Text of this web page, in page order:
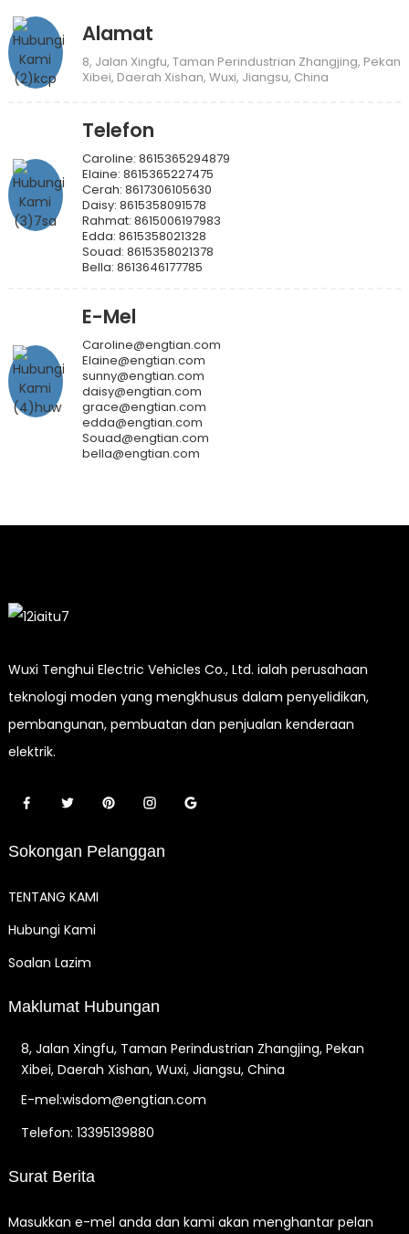
Alamat
8, Jalan Xingfu, Taman Perindustrian Zhangjing, Pekan
Xibei, Daerah Xishan, Wuxi, Jiangsu, China
Telefon
Caroline: 8615365294879
Elaine: 8615365227475
Cerah: 8617306105630
Daisy: 8615358091578
Rahmat: 8615006197983
Edda: 8615358021328
Souad: 8615358021378
Bella: 8613646177785
E-Mel
Caroline@engtian.com
Elaine@engtian.com
sunny@engtian.com
daisy@engtian.com
grace@engtian.com
edda@engtian.com
Souad@engtian.com
bella@engtian.com
Wuxi Tenghui Electric Vehicles Co., Ltd. ialah perusahaan
teknologi moden yang mengkhusus dalam penyelidikan,
pembangunan, pembuatan dan penjualan kenderaan
elektrik.
Sokongan Pelanggan
TENTANG KAMI
Hubungi Kami
Soalan Lazim
Maklumat Hubungan
8, Jalan Xingfu, Taman Perindustrian Zhangjing, Pekan
Xibei, Daerah Xishan, Wuxi, Jiangsu, China
E-mel:wisdom@engtian.com
Telefon: 13395139880
Surat Berita
Masukkan e-mel anda dan kami akan menghantar pelan